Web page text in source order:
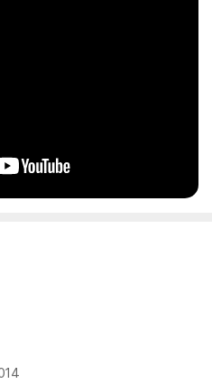
QR코드를 넣어 놨다. 이를 보면 저
접 볼 수 있을 것이다. 『데스런 기
을 수 있을 것이다.